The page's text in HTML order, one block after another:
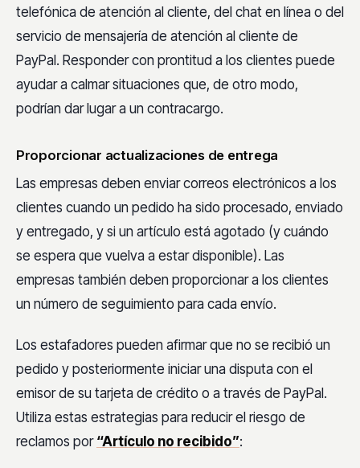
telefónica de atención al cliente, del chat en línea o del
servicio de mensajería de atención al cliente de
PayPal. Responder con prontitud a los clientes puede
ayudar a calmar situaciones que, de otro modo,
podrían dar lugar a un contracargo.
Proporcionar actualizaciones de entrega
Las empresas deben enviar correos electrónicos a los
clientes cuando un pedido ha sido procesado, enviado
y entregado, y si un artículo está agotado (y cuándo
se espera que vuelva a estar disponible). Las
empresas también deben proporcionar a los clientes
un número de seguimiento para cada envío.
Los estafadores pueden afirmar que no se recibió un
pedido y posteriormente iniciar una disputa con el
emisor de su tarjeta de crédito o a través de PayPal.
Utiliza estas estrategias para reducir el riesgo de
reclamos por “Artículo no recibido”: